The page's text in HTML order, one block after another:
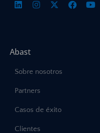
Abast
Sobre nosotros
Partners
Casos de éxito
Clientes